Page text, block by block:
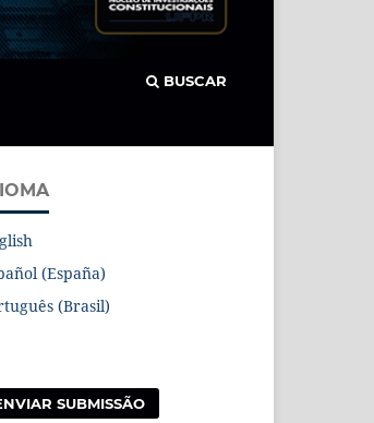
BUSCAR
(España)
(Brasil)
SUBMISSÃO